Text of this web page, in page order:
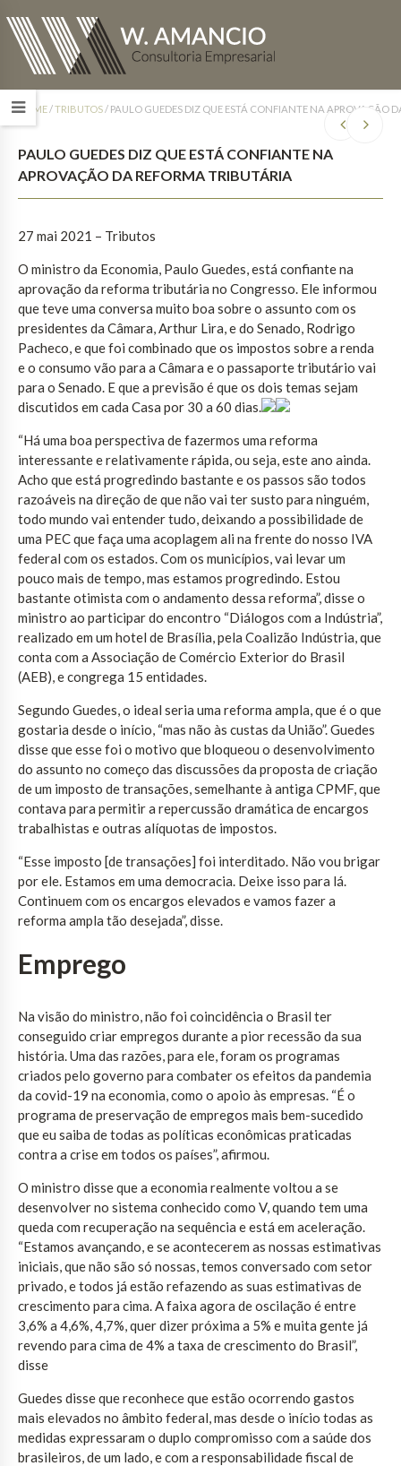
HOME/TRIBUTOS/ PAULO GUEDES DIZ QUE ESTÁ CONFIANTE NA APROVAÇÃO
PAULO GUEDES DIZ QUE ESTÁ CONFIANTE NA
APROVAÇÃO DA REFORMA TRIBUTÁRIA
27 mai 2021 – Tributos
O ministro da Economia, Paulo Guedes, está confiante na
aprovação da reforma tributária no Congresso. Ele informou
que teve uma conversa muito boa sobre o assunto com os
presidentes da Câmara, Arthur Lira, e do Senado, Rodrigo
Pacheco, e que foi combinado que os impostos sobre a renda
e o consumo vão para a Câmara e o passaporte tributário vai
para o Senado. E que a previsão é que os dois temas sejam
discutidos em cada Casa por 30 a 60 dias.
“Há uma boa perspectiva de fazermos uma reforma
interessante e relativamente rápida, ou seja, este ano ainda.
Acho que está progredindo bastante e os passos são todos
razoáveis na direção de que não vai ter susto para ninguém,
todo mundo vai entender tudo, deixando a possibilidade de
uma PEC que faça uma acoplagem ali na frente do nosso IVA
federal com os estados. Com os municípios, vai levar um
pouco mais de tempo, mas estamos progredindo. Estou
bastante otimista com o andamento dessa reforma”, disse o
ministro ao participar do encontro “Diálogos com a Indústria”,
realizado em um hotel de Brasília, pela Coalizão Indústria, que
conta com a Associação de Comércio Exterior do Brasil
(AEB), e congrega 15 entidades.
Segundo Guedes, o ideal seria uma reforma ampla, que é o que
gostaria desde o início, “mas não às custas da União”. Guedes
disse que esse foi o motivo que bloqueou o desenvolvimento
do assunto no começo das discussões da proposta de criação
de um imposto de transações, semelhante à antiga CPMF, que
contava para permitir a repercussão dramática de encargos
trabalhistas e outras alíquotas de impostos.
“Esse imposto [de transações] foi interditado. Não vou brigar
por ele. Estamos em uma democracia. Deixe isso para lá.
Continuem com os encargos elevados e vamos fazer a
reforma ampla tão desejada”, disse.
Emprego
Na visão do ministro, não foi coincidência o Brasil ter
conseguido criar empregos durante a pior recessão da sua
história. Uma das razões, para ele, foram os programas
criados pelo governo para combater os efeitos da pandemia
da covid-19 na economia, como o apoio às empresas. “É o
programa de preservação de empregos mais bem-sucedido
que eu saiba de todas as políticas econômicas praticadas
contra a crise em todos os países”, afirmou.
O ministro disse que a economia realmente voltou a se
desenvolver no sistema conhecido como V, quando tem uma
queda com recuperação na sequência e está em aceleração.
“Estamos avançando, e se acontecerem as nossas estimativas
iniciais, que não são só nossas, temos conversado com setor
privado, e todos já estão refazendo as suas estimativas de
crescimento para cima. A faixa agora de oscilação é entre
3,6% a 4,6%, 4,7%, quer dizer próxima a 5% e muita gente já
revendo para cima de 4% a taxa de crescimento do Brasil”,
disse
Guedes disse que reconhece que estão ocorrendo gastos
mais elevados no âmbito federal, mas desde o início todas as
medidas expressaram o duplo compromisso com a saúde dos
brasileiros, de um lado, e com a responsabilidade fiscal de